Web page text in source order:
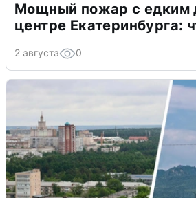
Мощный пожар с едким
центре Екатеринбурга:
2 августа 0